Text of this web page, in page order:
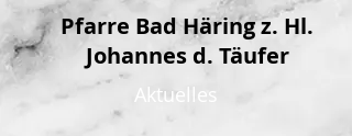
Pfarre Bad Häring z. Hl.
Johannes d. Täufer
Aktuelles